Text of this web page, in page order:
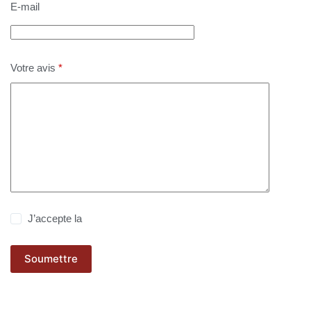
E-mail
Votre avis *
J’accepte la
Soumettre